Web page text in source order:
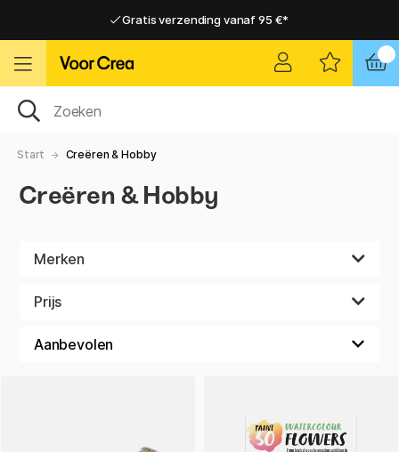
Gratis verzending vanaf 95 €*
Gratis verzending vanaf 95 €*
Start Creëren & Hobby
Creëren & Hobby
Merken
Prijs